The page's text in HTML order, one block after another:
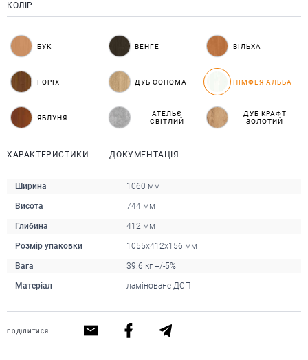
КОЛІР
БУК ВЕНГЕ ВІЛЬХА
ГОРІХ ДУБ СОНОМА НІМФЕЯ АЛЬБА
ЯБЛУНЯ
АТЕЛЬЄ
СВІТЛИЙ
ДУБ КРАФТ
ЗОЛОТИЙ
ХАРАКТЕРИСТИКИ ДОКУМЕНТАЦІЯ
Ширина 1060 мм
Висота 744 мм
Глибина 412 мм
Розмір упаковки 1055х412х156 мм
Вага 39.6 кг +/-5%
Матеріал ламіноване ДСП
ПОДІЛИТИСЯ